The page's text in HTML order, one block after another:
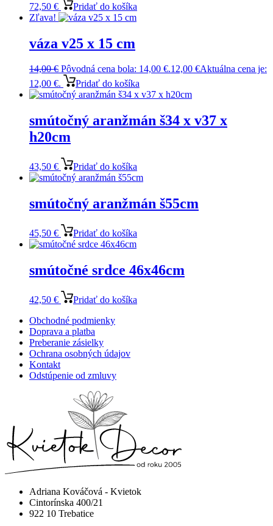
72,50 €
Pridať do košíka
Zľava!
váza v25 x 15 cm
14,00€ Pôvodná cena bola: 14,00 €.12,00 €Aktuálna cena je:
12,00 €.
Pridať do košíka
smútočný aranžmán š34 x v37 x
h20cm
43,50 € Pridať do košíka
smútočný aranžmán š55cm
45,50 € Pridať do košíka
smútočné srdce 46x46cm
42,50 €
Pridať do košíka
Obchodné podmienky
Doprava a platba
Preberanie zásielky
Ochrana osobných údajov
Kontakt
Odstúpenie od zmluvy
Adriana Kováčová - Kvietok
Cintorínska 400/21
922 10 Trebatice